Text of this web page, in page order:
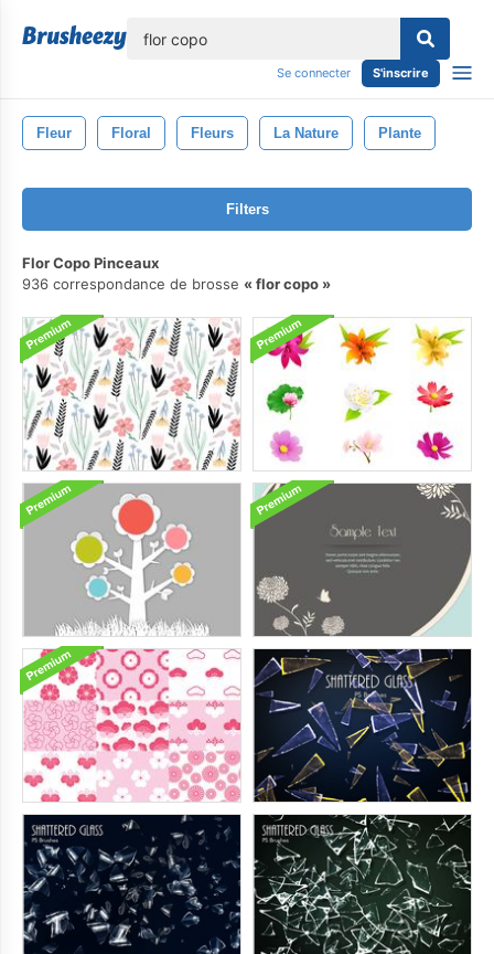
Se connecter S'inscrire
Fleur Floral Fleurs La Nature Plante
Filters
Flor Copo Pinceaux
936 correspondance de brosse
flor copo